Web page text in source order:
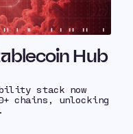
Hub
stack now
chains, unlocking